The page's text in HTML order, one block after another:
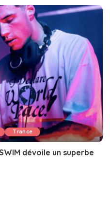
Trance
dévoile un superbe